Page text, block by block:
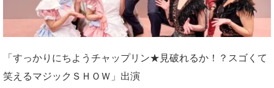
「すっかりにちようチャップリン★見破れるか！？スゴくて
笑えるマジックＳＨＯＷ」出演